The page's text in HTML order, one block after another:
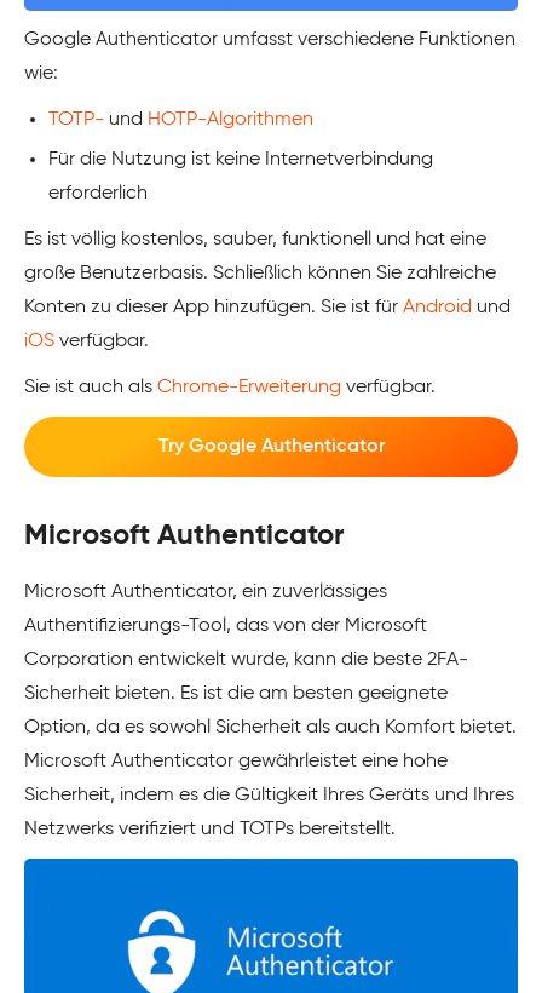
Google Authenticator umfasst verschiedene Funktionen
wie:
TOTP- und HOTP-Algorithmen
Für die Nutzung ist keine Internetverbindung
erforderlich
Es ist völlig kostenlos, sauber, funktionell und hat eine
große Benutzerbasis. Schließlich können Sie zahlreiche
Konten zu dieser App hinzufügen. Sie ist für Android und
iOS verfügbar.
Sie ist auch als Chrome-Erweiterung verfügbar.
Try Google Authenticator
Microsoft Authenticator
Microsoft Authenticator, ein zuverlässiges
Authentifizierungs-Tool, das von der Microsoft
Corporation entwickelt wurde, kann die beste 2FA-
Sicherheit bieten. Es ist die am besten geeignete
Option, da es sowohl Sicherheit als auch Komfort bietet.
Microsoft Authenticator gewährleistet eine hohe
Sicherheit, indem es die Gültigkeit Ihres Geräts und Ihres
Netzwerks verifiziert und TOTPs bereitstellt.